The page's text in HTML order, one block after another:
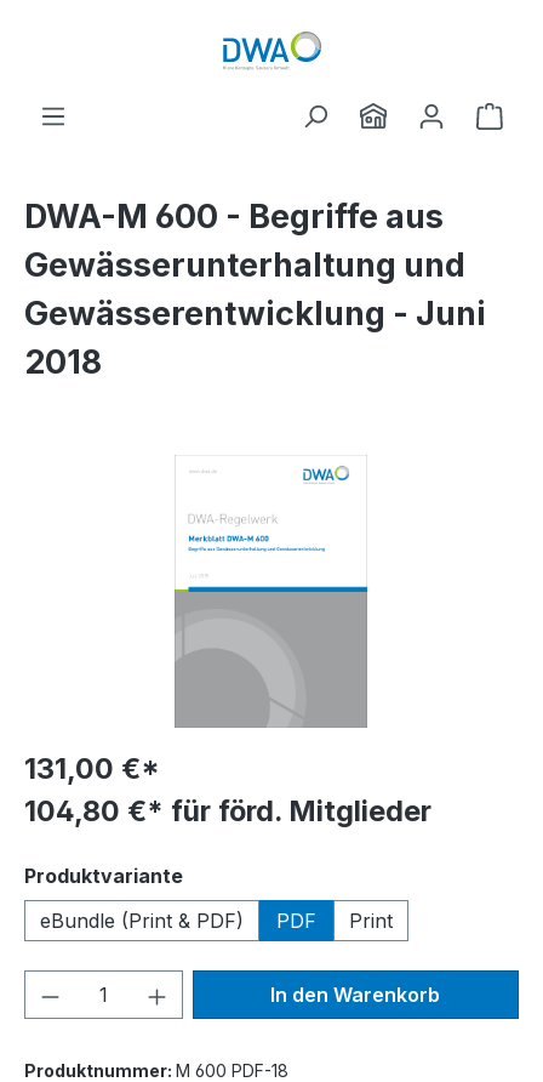
DWA-M 600 - Begriffe aus
Gewässerunterhaltung und
Gewässerentwicklung - Juni
2018
Bildergalerie überspringen
131,00 €*
104,80 €* für förd. Mitglieder
Produktvarianteauswählen
eBundle (Print & PDF)
PDF Print
Produkt Anzahl: Gib denIn den Warenkorb
Produktnummer: M 600 PDF-18